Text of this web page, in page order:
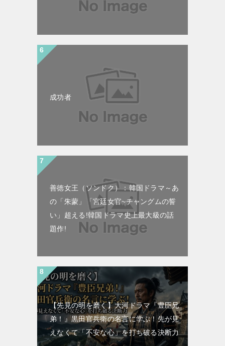
成功者
善徳女王（ソンドク）：韓国ドラマ～あ
の「朱蒙」「宮廷女官~チャングムの誓
い」超える!韓国ドラマ史上最大級の話
題作!
【先見の明を磨く】大河ドラマ『豊臣兄
弟！』黒田官兵衛の名言に学ぶ！先が見
えなくて「不安な心」を打ち破る決断力